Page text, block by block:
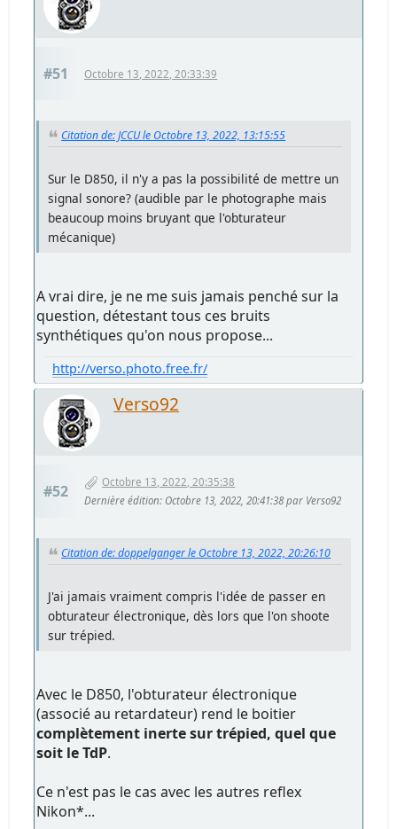
#51 Octobre 13, 2022, 20:33:39
Citation de: JCCU le Octobre 13, 2022, 13:15:55
Sur le D850, il n'y a pas la possibilité de mettre un
signal sonore? (audible par le photographe mais
beaucoup moins bruyant que l'obturateur
mécanique)
A vrai dire, je ne me suis jamais penché sur la
question, détestant tous ces bruits
synthétiques qu'on nous propose...
http://verso.photo.free.fr/
Verso92
#52
Octobre 13, 2022, 20:35:38
Dernière édition: Octobre 13, 2022, 20:41:38 par Verso92
Citation de: doppelganger le Octobre 13, 2022, 20:26:10
J'ai jamais vraiment compris l'idée de passer en
obturateur électronique, dès lors que l'on shoote
sur trépied.
Avec le D850, l'obturateur électronique
(associé au retardateur) rend le boitier
complètement inerte sur trépied, quel que
soit le TdP.
Ce n'est pas le cas avec les autres reflex
Nikon*...